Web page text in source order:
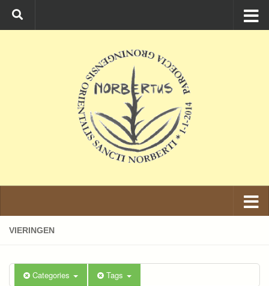
Ga naar de inhoud
VIERINGEN
Categories Tags